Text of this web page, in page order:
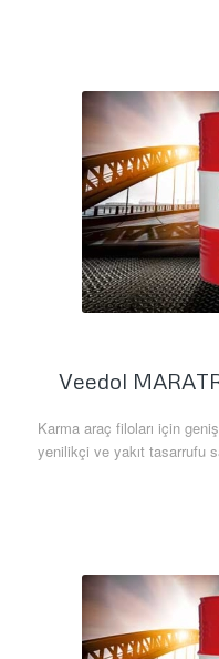
Veedol
Karma araç filoları için
yenilikçi ve yakıt tasarrufu